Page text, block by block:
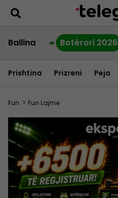
Ballina Botërori 2026
Prishtina Prizreni Peja
Fun > Fun Lajme